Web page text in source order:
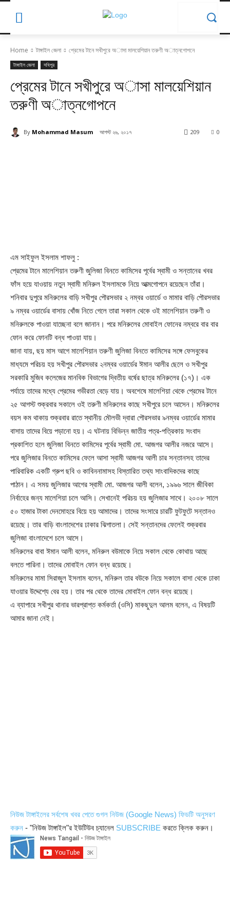
Home টাঙ্গাইল জেলা প্রেমের টানে সখীপুরে অাসা মালয়েশিয়ান তরুণী অাত্নগোপনে
টাঙ্গাইল জেলা সখিপুর
প্রেমের টানে সখীপুরে অাসা মালয়েশিয়ান
তরুণী অাত্নগোপনে
By Mohammad Masum আগস্ট ২৬, ২০১৭ 0
209
এম সাইফুল ইসলাম শাফলু :
প্রেমের টানে মালেশিয়ান তরুণী জুলিজা বিনতে কামিসের পূর্বের স্বামী ও সন্তানের খবর
ফাঁস হয়ে যাওয়ায় নতুন স্বামী মনিরুল ইসলামকে নিয়ে আত্মগোপনে রয়েছেন তাঁরা।
শনিবার দুপুরে মনিরুলের বাড়ি সখীপুর পৌরসভার ২ নম্বর ওয়ার্ডে ও মামার বাড়ি পৌরসভার
৯ নম্বর ওয়ার্ডের বাসায় খোঁজ নিতে গেলে তারা সকাল থেকে ওই মালেশিয়ান তরুণী ও
মনিরুলকে পাওয়া যাচ্ছেনা বলে জানান। পরে মনিরুলের মোবাইল ফোনের নম্বরে বার বার
ফোন করে ফোনটি বন্ধ পাওয়া যায়।
জানা যায়, ছয় মাস আগে মালেশিয়ান তরুণী জুলিজা বিনতে কামিসের সঙ্গে ফেসবুকের
মাধ্যমে পরিচয় হয় সখীপুর পৌরসভার ২নম্বর ওয়ার্ডের ঈমান আলীর ছেলে ও সখীপুর
সরকারি মুজিব কলেজের মানবিক বিভাগের দ্বিতীয় বর্ষের ছাত্র মনিরুলের (১৭)। এক
পর্যায়ে তাদের মধ্যে প্রেমের গভীরতা বেড়ে যায়। অবশেষে মালেশিয়া থেকে প্রেমের টানে
২৫ আগস্ট শুক্রবার সকালে ওই তরুণী মনিরুলের কাছে সখীপুরে চলে আসেন। মনিরুলের
বয়স কম থাকায় শুক্রবার রাতে স্থানীয় মৌলভী দ্বারা পৌরসভার ৯নম্বর ওয়ার্ডের মামার
বাসায় তাদের বিয়ে পড়ানো হয়। এ ঘটনায় বিভিন্ন জাতীয় পত্র-পত্রিকায় সংবাদ
প্রকাশিত হলে জুলিজা বিনতে কামিসের পূর্বের স্বামী মো. আজগর আলীর নজরে আসে।
পরে জুলিজার বিনতে কামিসের ফেলে আসা স্বামী আজগর আলী চার সন্তানসহ তাদের
পারিবারিক একটি গ্রুপ ছবি ও কাবিননামাসহ বিস্তারিত তথ্য সাংবাদিকদের কাছে
পাঠান। এ সময় জুলিজার আগের স্বামী মো. আজগর আলী বলেন, ১৯৯৬ সালে জীবিকা
নির্বাহের জন্য মালেশিয়া চলে আসি। সেখানেই পরিচয় হয় জুলিজার সাথে। ২০০৮ সালে
৫০ হাজার টাকা দেনমোহরে বিয়ে হয় আমাদের। তাদের সংসারে চারটি ফুটফুটে সন্তানও
রয়েছে। তার বাড়ি বাংলাদেশের ঢাকার ঝিগাতলা। সেই সন্তানদের ফেলেই শুক্রবার
জুলিজা বাংলাদেশে চলে আসে।
মনিরুলের বাবা ঈমান আলী বলেন, মনিরুল বউমাকে নিয়ে সকাল থেকে কোথায় আছে
বলতে পারিনা। তাদের মোবাইল ফোন বন্ধ রয়েছে।
মনিরুলের মামা সিরাজুল ইসলাম বলেন, মনিরুল তার বউকে নিয়ে সকালে বাসা থেকে ঢাকা
যাওয়ার উদ্দেশ্যে বের হয়। তার পর থেকে তাদের মোবাইল ফোন বন্ধ রয়েছে।
এ ব্যাপারে সখীপুর থানার ভারপ্রাপ্ত কর্মকর্তা (ওসি) মাকছুদুল আলম বলেন, এ বিষয়টি
আমার জানা নেই।
নিউজ টাঙ্গাইলের সর্বশেষ খবর পেতে গুগল নিউজ (Google News) ফিডটি অনুসরণ
করুন - "নিউজ টাঙ্গাইল"র ইউটিউব চ্যানেল SUBSCRIBE করতে ক্লিক করুন।